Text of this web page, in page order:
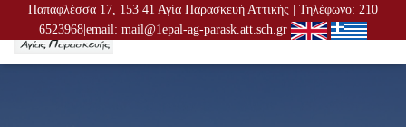
Παπαφλέσσα 17, 153 41 Αγία Παρασκευή Αττικής | Τηλέφωνο: 210
6523968|email: mail@1epal-ag-parask.att.sch.gr
Ν